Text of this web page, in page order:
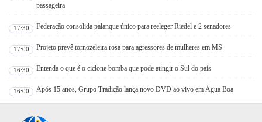
passageira
17:30 Federação consolida palanque único para reeleger Riedel e 2 senadores
17:00 Projeto prevê tornozeleira rosa para agressores de mulheres em MS
16:30 Entenda o que é o ciclone bomba que pode atingir o Sul do país
16:00 Após 15 anos, Grupo Tradição lança novo DVD ao vivo em Água Boa